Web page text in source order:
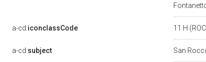
a-cd:iconclassCode 11 H
a-cd:subject San